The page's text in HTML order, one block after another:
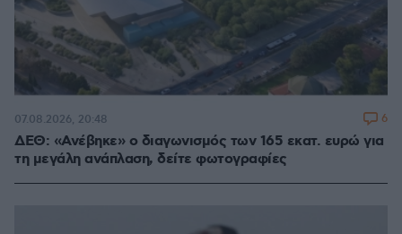
ΔΕΘ: «Ανέβηκε» ο διαγωνισμός των 165 εκατ. ευρώ για
τη μεγάλη ανάπλαση, δείτε φωτογραφίες
07.08.2026, 20:48 6